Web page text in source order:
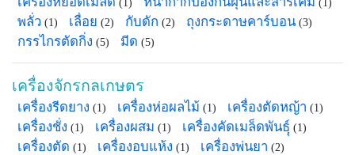
(1) (1)
พลั่ว (1) เลื่อย (2) กับดัก (2) ถุงกระดาษคาร์บอน (3)
กรรไกรตัดกิ่ง (5) มีด (5)
เครื่องจักรกลเกษตร
เครื่องรีดยาง (1) เครื่องห่อผลไม้ (1) เครื่องตัดหญ้า (1)
เครื่องชั่ง (1) เครื่องผสม (1) เครื่องคัดเมล็ดพันธฺุ์ (1)
เครื่องตัด (1) เครื่องอบแห้ง (1) เครื่องพ่นยา (2)